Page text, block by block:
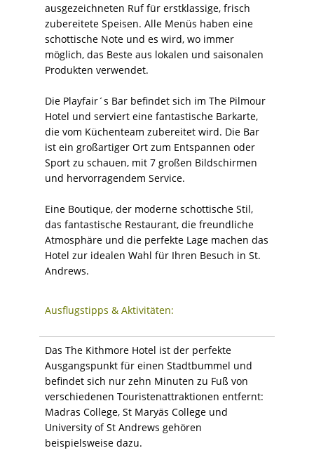
ausgezeichneten Ruf für erstklassige, frisch
zubereitete Speisen. Alle Menüs haben eine
schottische Note und es wird, wo immer
möglich, das Beste aus lokalen und saisonalen
Produkten verwendet.
Die Playfair´s Bar befindet sich im The Pilmour
Hotel und serviert eine fantastische Barkarte,
die vom Küchenteam zubereitet wird. Die Bar
ist ein großartiger Ort zum Entspannen oder
Sport zu schauen, mit 7 großen Bildschirmen
und hervorragendem Service.
Eine Boutique, der moderne schottische Stil,
das fantastische Restaurant, die freundliche
Atmosphäre und die perfekte Lage machen das
Hotel zur idealen Wahl für Ihren Besuch in St.
Andrews.
Ausflugstipps & Aktivitäten:
Das The Kithmore Hotel ist der perfekte
Ausgangspunkt für einen Stadtbummel und
befindet sich nur zehn Minuten zu Fuß von
verschiedenen Touristenattraktionen entfernt:
Madras College, St Maryäs College und
University of St Andrews gehören
beispielsweise dazu.